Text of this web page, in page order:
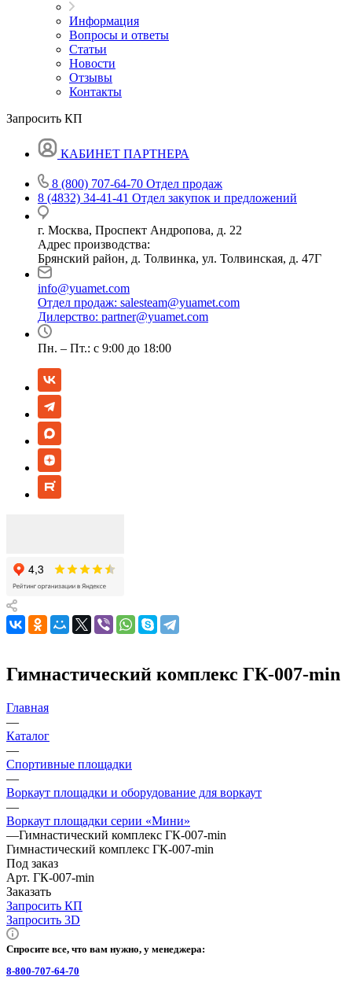
Информация
Вопросы и ответы
Статьи
Новости
Отзывы
Контакты
Запросить КП
КАБИНЕТ ПАРТНЕРА
8 (800) 707-64-70 Отдел продаж
8 (4832) 34-41-41 Отдел закупок и предложений
г. Москва, Проспект Андропова, д. 22
Адрес производства:
Брянский район, д. Толвинка, ул. Толвинская, д. 47Г
info@yuamet.com
Отдел продаж: salesteam@yuamet.com
Дилерство: partner@yuamet.com
Пн. – Пт.: с 9:00 до 18:00
Гимнастический комплекс ГК-007-min
Главная
—
Каталог
—
Спортивные площадки
—
Воркаут площадки и оборудование для воркаут
—
Воркаут площадки серии «Мини»
—Гимнастический комплекс ГК-007-min
Гимнастический комплекс ГК-007-min
Под заказ
Арт. ГК-007-min
Заказать
Запросить КП
Запросить 3D
Спросите все, что вам нужно, у менеджера:
8-800-707-64-70